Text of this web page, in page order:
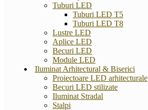
Tuburi LED
Tuburi LED T5
Tuburi LED T8
Lustre LED
Aplice LED
Becuri LED
Module LED
Iluminat Arhitectural & Biserici
Proiectoare LED arhitecturale
Becuri LED stilizate
Iluminat Stradal
Stalpi